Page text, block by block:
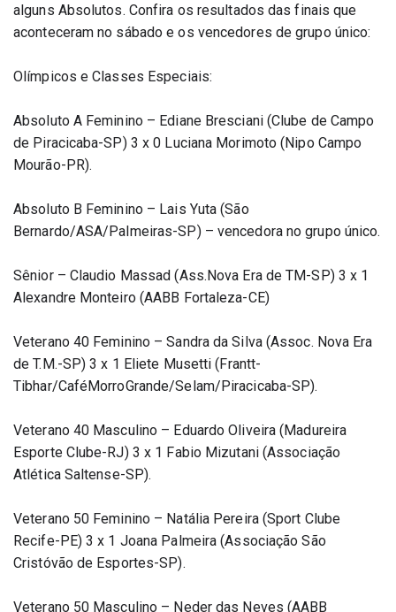
alguns Absolutos. Confira os resultados das finais que
aconteceram no sábado e os vencedores de grupo único:
Olímpicos e Classes Especiais:
Absoluto A Feminino – Ediane Bresciani (Clube de Campo
de Piracicaba-SP) 3 x 0 Luciana Morimoto (Nipo Campo
Mourão-PR).
Absoluto B Feminino – Lais Yuta (São
Bernardo/ASA/Palmeiras-SP) – vencedora no grupo único.
Sênior – Claudio Massad (Ass.Nova Era de TM-SP) 3 x 1
Alexandre Monteiro (AABB Fortaleza-CE)
Veterano 40 Feminino – Sandra da Silva (Assoc. Nova Era
de T.M.-SP) 3 x 1 Eliete Musetti (Frantt-
Tibhar/CaféMorroGrande/Selam/Piracicaba-SP).
Veterano 40 Masculino – Eduardo Oliveira (Madureira
Esporte Clube-RJ) 3 x 1 Fabio Mizutani (Associação
Atlética Saltense-SP).
Veterano 50 Feminino – Natália Pereira (Sport Clube
Recife-PE) 3 x 1 Joana Palmeira (Associação São
Cristóvão de Esportes-SP).
Veterano 50 Masculino – Neder das Neves (AABB